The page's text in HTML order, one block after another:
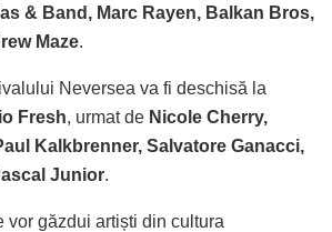
& Band, Marc Rayen, Balkan Bros,
Maze.
Neversea va fi deschisă la
Fresh, urmat de Nicole Cherry,
Kalkbrenner, Salvatore Ganacci,
Junior.
vor găzdui artiști din cultura